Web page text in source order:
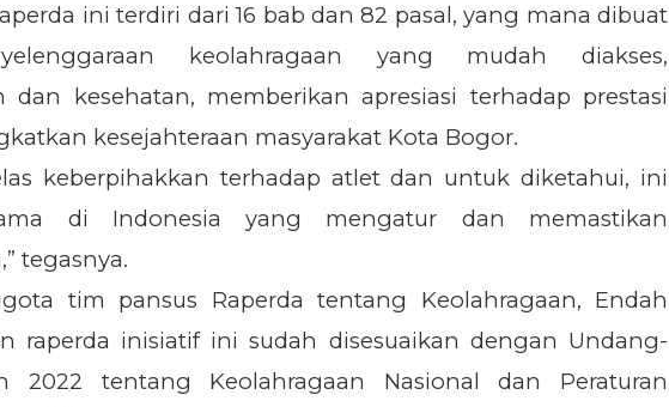
ini terdiri dari 16 bab dan 82 pasal, yang mana dibuat
keolahragaan yang mudah diakses,
dan kesehatan, memberikan apresiasi terhadap prestasi
kesejahteraan masyarakat Kota Bogor.
keberpihakkan terhadap atlet dan untuk diketahui, ini
di Indonesia yang mengatur dan memastikan
tegasnya.
tim pansus Raperda tentang Keolahragaan, Endah
raperda inisiatif ini sudah disesuaikan dengan Undang-
2022 tentang Keolahragaan Nasional dan Peraturan